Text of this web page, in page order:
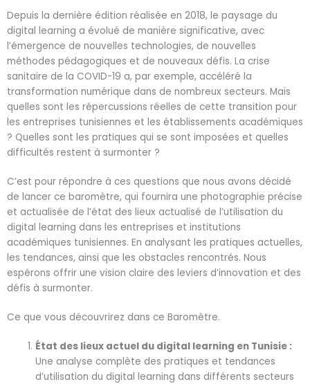
Depuis la dernière édition réalisée en 2018, le paysage du
digital learning a évolué de manière significative, avec
l’émergence de nouvelles technologies, de nouvelles
méthodes pédagogiques et de nouveaux défis. La crise
sanitaire de la COVID-19 a, par exemple, accéléré la
transformation numérique dans de nombreux secteurs. Mais
quelles sont les répercussions réelles de cette transition pour
les entreprises tunisiennes et les établissements académiques
? Quelles sont les pratiques qui se sont imposées et quelles
difficultés restent à surmonter ?
C’est pour répondre à ces questions que nous avons décidé
de lancer ce baromètre, qui fournira une photographie précise
et actualisée de l’état des lieux actualisé de l’utilisation du
digital learning dans les entreprises et institutions
académiques tunisiennes. En analysant les pratiques actuelles,
les tendances, ainsi que les obstacles rencontrés. Nous
espérons offrir une vision claire des leviers d’innovation et des
défis à surmonter.
Ce que vous découvrirez dans ce Baromètre.
État des lieux actuel du digital learning en Tunisie :
Une analyse complète des pratiques et tendances
d’utilisation du digital learning dans différents secteurs